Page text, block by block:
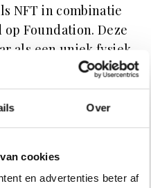
Over
cookies
en advertenties beter af
NFT in combinatie
Foundation. Deze
als een uniek fysiek
beschilderd."
hier
. De online